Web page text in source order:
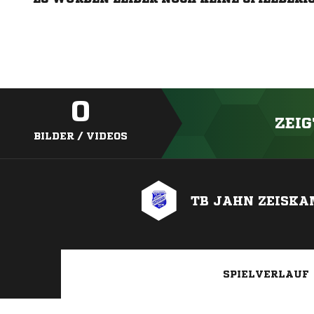
0
BILDER / VIDEOS
TB JAHN
SPIELVERLAUF